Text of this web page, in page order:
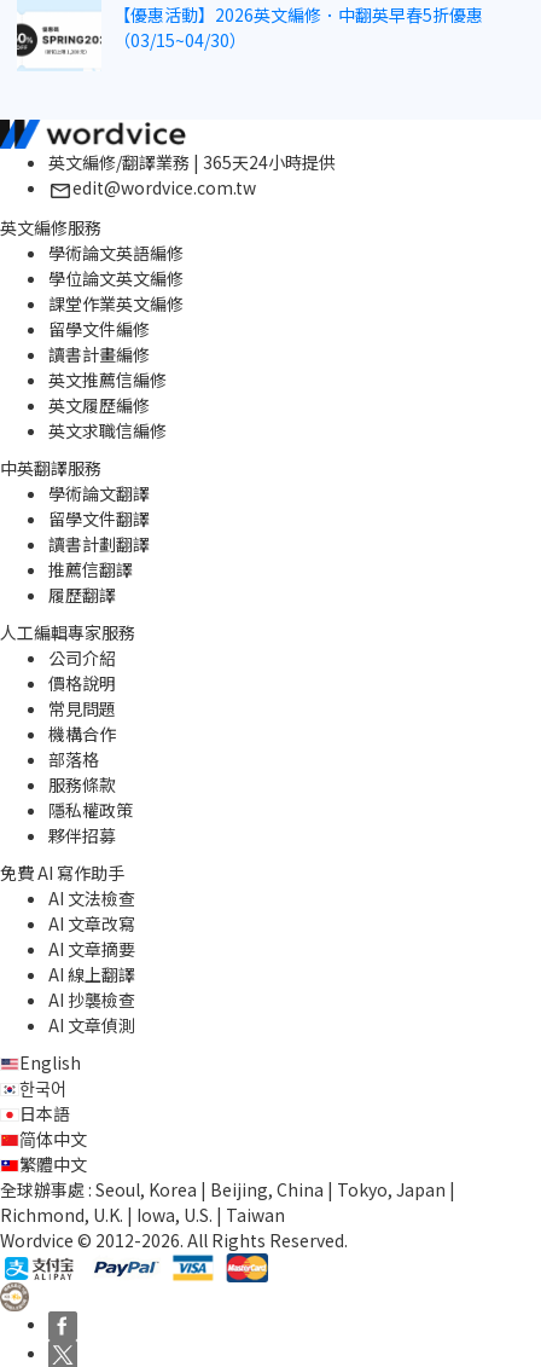
【優惠活動】2026英文編修．中翻英早春5折優惠
（03/15~04/30）
英文編修/翻譯業務 | 365天24小時提供
edit@wordvice.com.tw
英文編修服務
學術論文英語編修
學位論文英文編修
課堂作業英文編修
留學文件編修
讀書計畫編修
英文推薦信編修
英文履歷編修
英文求職信編修
中英翻譯服務
學術論文翻譯
留學文件翻譯
讀書計劃翻譯
推薦信翻譯
履歷翻譯
人工編輯專家服務
公司介紹
價格說明
常見問題
機構合作
部落格
服務條款
隱私權政策
夥伴招募
免費 AI 寫作助手
AI 文法檢查
AI 文章改寫
AI 文章摘要
AI 線上翻譯
AI 抄襲檢查
AI 文章偵測
English
한국어
日本語
简体中文
繁體中文
全球辦事處 : Seoul, Korea | Beijing, China | Tokyo, Japan |
Richmond, U.K. | Iowa, U.S. | Taiwan
Wordvice © 2012-2026. All Rights Reserved.